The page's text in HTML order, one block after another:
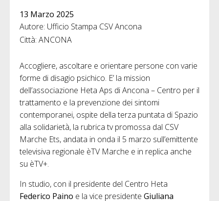
13 Marzo 2025
Autore: Ufficio Stampa CSV Ancona
Città: ANCONA
Accogliere, ascoltare e orientare persone con varie
forme di disagio psichico. E’ la mission
dell’associazione Heta Aps di Ancona – Centro per il
trattamento e la prevenzione dei sintomi
contemporanei, ospite della terza puntata di Spazio
alla solidarietà, la rubrica tv promossa dal CSV
Marche Ets, andata in onda il 5 marzo sull’emittente
televisiva regionale èTV Marche e in replica anche
su èTV+.
In studio, con il presidente del Centro Heta
Federico Paino e la vice presidente Giuliana